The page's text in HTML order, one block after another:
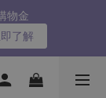
物金
了解
物金
了解
元